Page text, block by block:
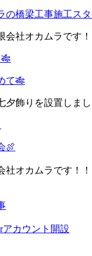
の橋梁工事施工
会社オカムラです
て🎋
夕飾りを設置しま
🍖
社オカムラです！
アカウント開設